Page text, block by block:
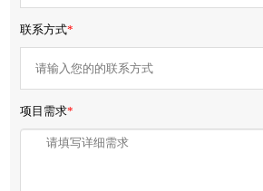
联系方式*
项目需求*